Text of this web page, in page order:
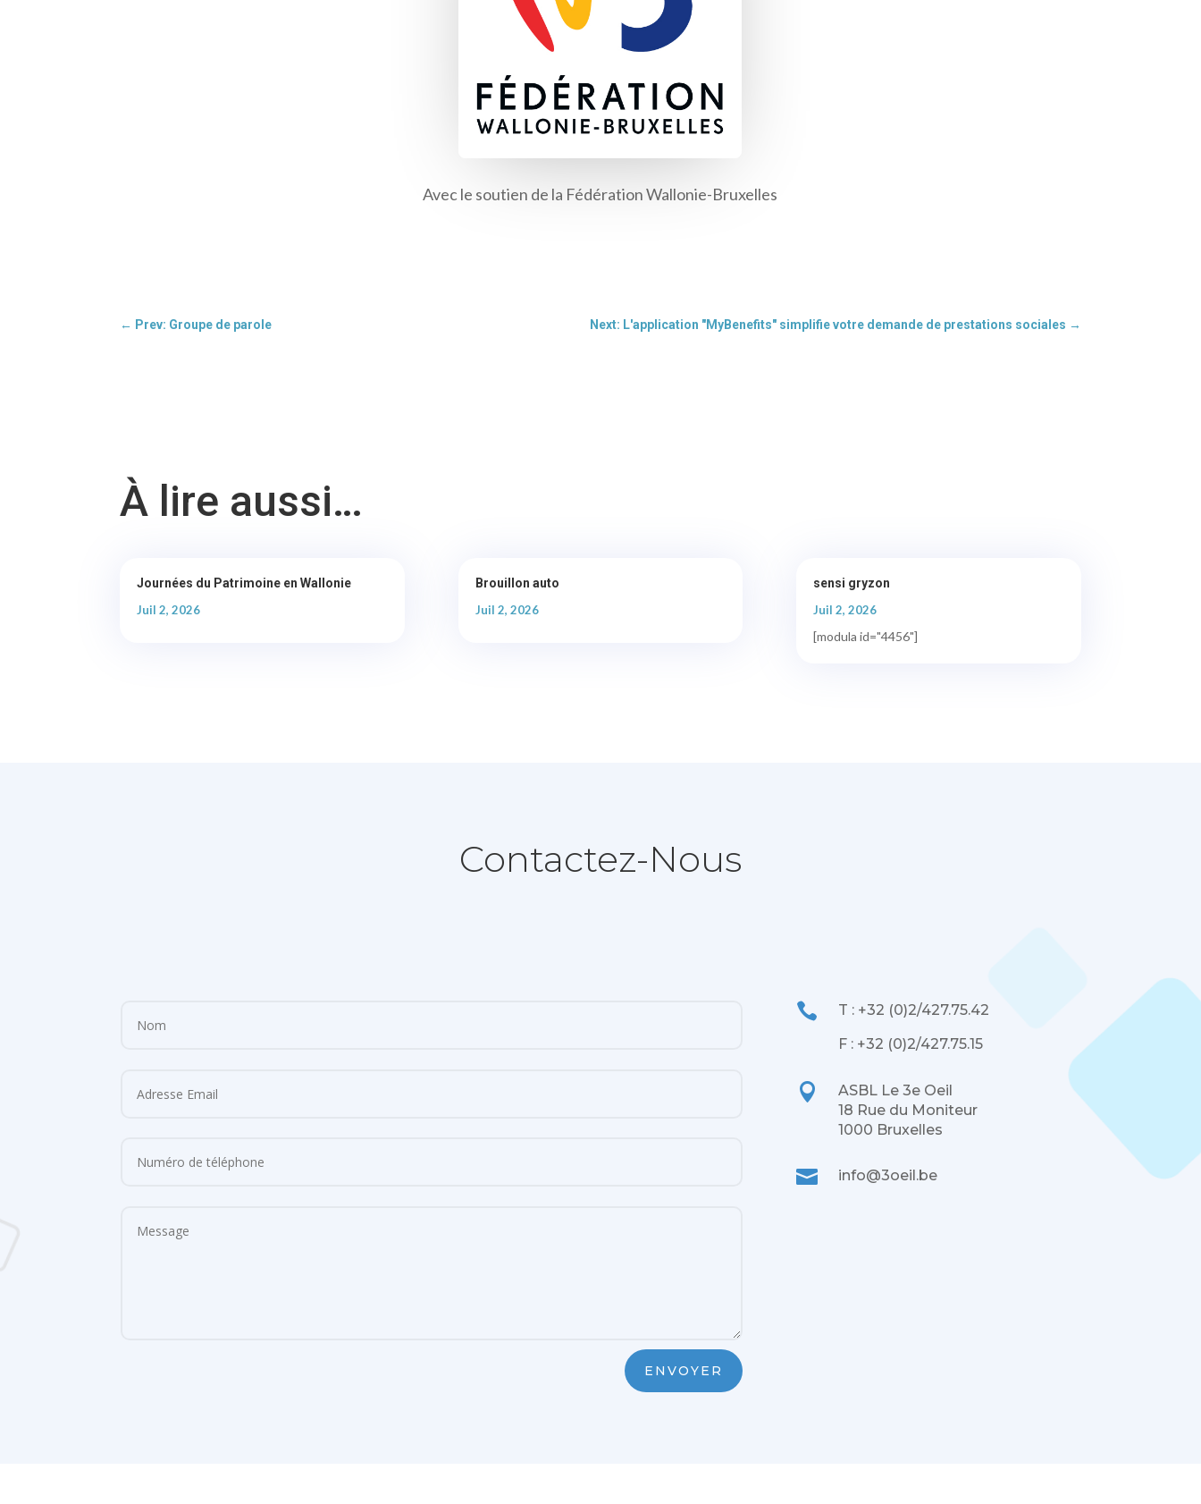
Avec le soutien de la Fédération Wallonie-Bruxelles
← Prev: Groupe de parole Next: L'application "MyBenefits" simplifie votre demande de prestations sociales →
À lire aussi…
Journées du Patrimoine en Wallonie
Juil 2, 2026
Brouillon auto
Juil 2, 2026
sensi gryzon
Juil 2, 2026
[modula id="4456"]
Contactez-Nous
ENVOYER

T : +32 (0)2/427.75.42
F : +32 (0)2/427.75.15

ASBL Le 3e Oeil
18 Rue du Moniteur
1000 Bruxelles
 info@3oeil.be